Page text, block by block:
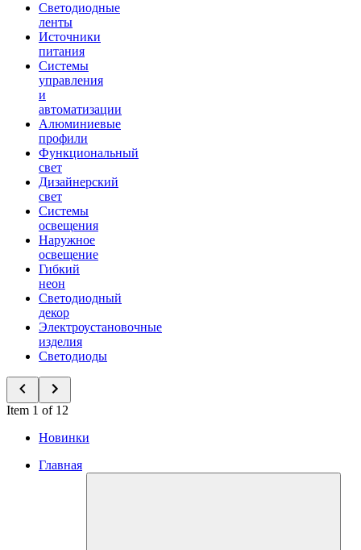
Светодиодные
ленты
Источники
питания
Системы
управления
и
автоматизации
Алюминиевые
профили
Функциональный
свет
Дизайнерский
свет
Системы
освещения
Наружное
освещение
Гибкий
неон
Светодиодный
декор
Электроустановочные
изделия
Светодиоды
Item 1 of 12
Новинки
Главная